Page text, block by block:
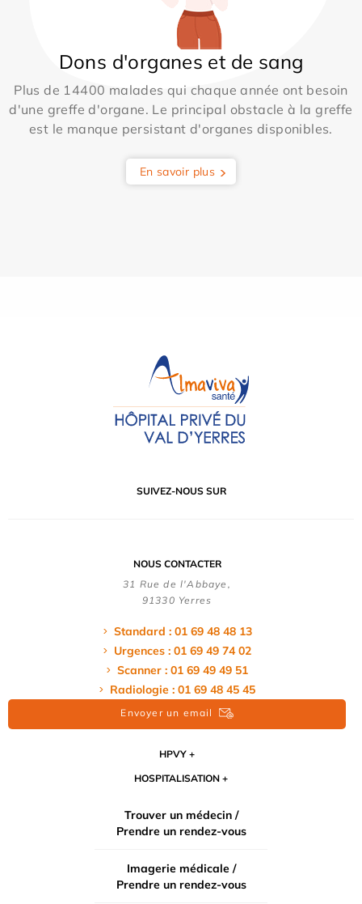
Dons d'organes et de sang
Plus de 14400 malades qui chaque année ont besoin
d'une greffe d'organe. Le principal obstacle à la greffe
est le manque persistant d'organes disponibles.
En savoir plus
SUIVEZ-NOUS SUR
NOUS CONTACTER
31 Rue de l'Abbaye,
91330 Yerres
Standard : 01 69 48 48 13
Urgences : 01 69 49 74 02
Scanner : 01 69 49 49 51
Radiologie : 01 69 48 45 45
Envoyer un email
HPVY
HOSPITALISATION
Trouver un médecin /
Prendre un rendez-vous
Imagerie médicale /
Prendre un rendez-vous